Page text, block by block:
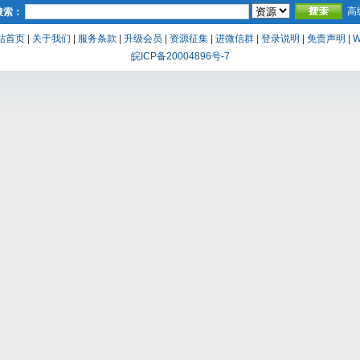
： 高
首页| 关于我们 服务条款 升级会员 资源征集| 进微信群| 登录说明 免责声明
皖ICP备20004896号-7